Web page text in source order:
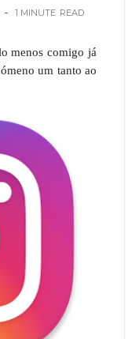
1 MINUTE READ
menos comigo já
um tanto ao